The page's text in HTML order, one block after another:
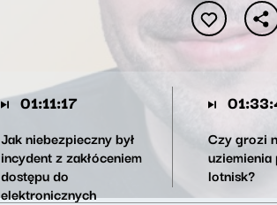
01:11:17
Jak niebezpieczny był
incydent z zakłóceniem
dostępu do
elektronicznych
Czy grozi
lotnisk?